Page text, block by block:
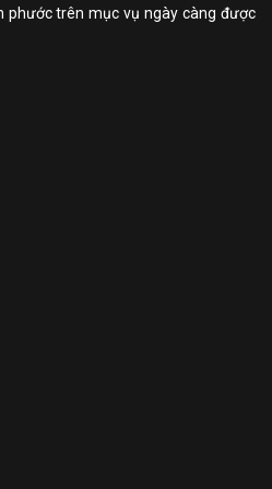
phước trên mục vụ ngày càng được